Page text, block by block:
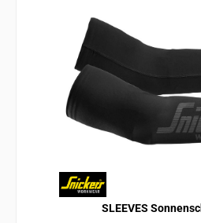
SLEEVES